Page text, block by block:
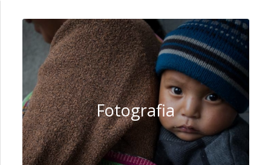
Fotografia